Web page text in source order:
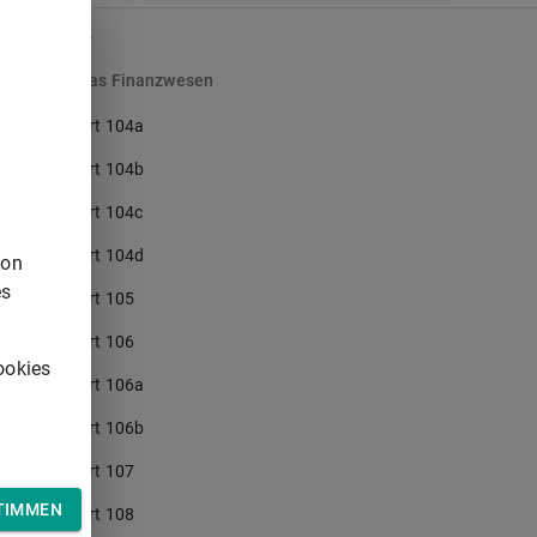
X.
Das Finanzwesen
Art 104a
Art 104b
Art 104c
Art 104d
Art 105
Art 106
Art 106a
Art 106b
Art 107
Art 108